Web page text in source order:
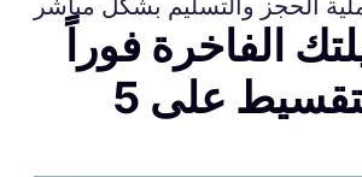
الفاخرة فوراً
وادفع بالتقسيط على 5